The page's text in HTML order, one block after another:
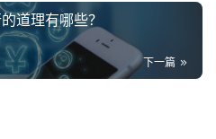
道理有哪些？
下一篇